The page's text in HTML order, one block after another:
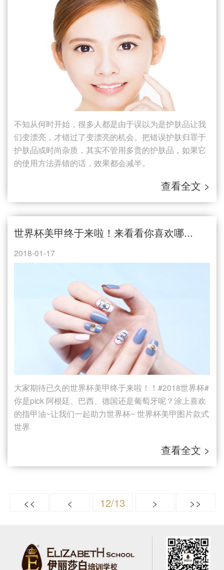
不知从何时开始，很多人都是由于误以为是护肤品让我
们变漂亮，才错过了变漂亮的机会。把错误护肤归罪于
护肤品或时尚杂质，其实不管用多贵的护肤品，如果它
的使用方法弄错的话，效果都会减半。
查看全文 >
世界杯美甲终于来啦！来看看你喜欢哪...
2018-01-17
大家期待已久的世界杯美甲终于来啦！！#2018世界杯#
你是pick 阿根廷、巴西、德国还是葡萄牙呢？涂上喜欢
的指甲油~让我们一起助力世界杯~ 世界杯美甲图片款式
世界
查看全文 >
<< < 12/13 > >>